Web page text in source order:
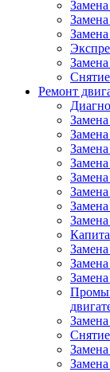
Ремонт
Замена